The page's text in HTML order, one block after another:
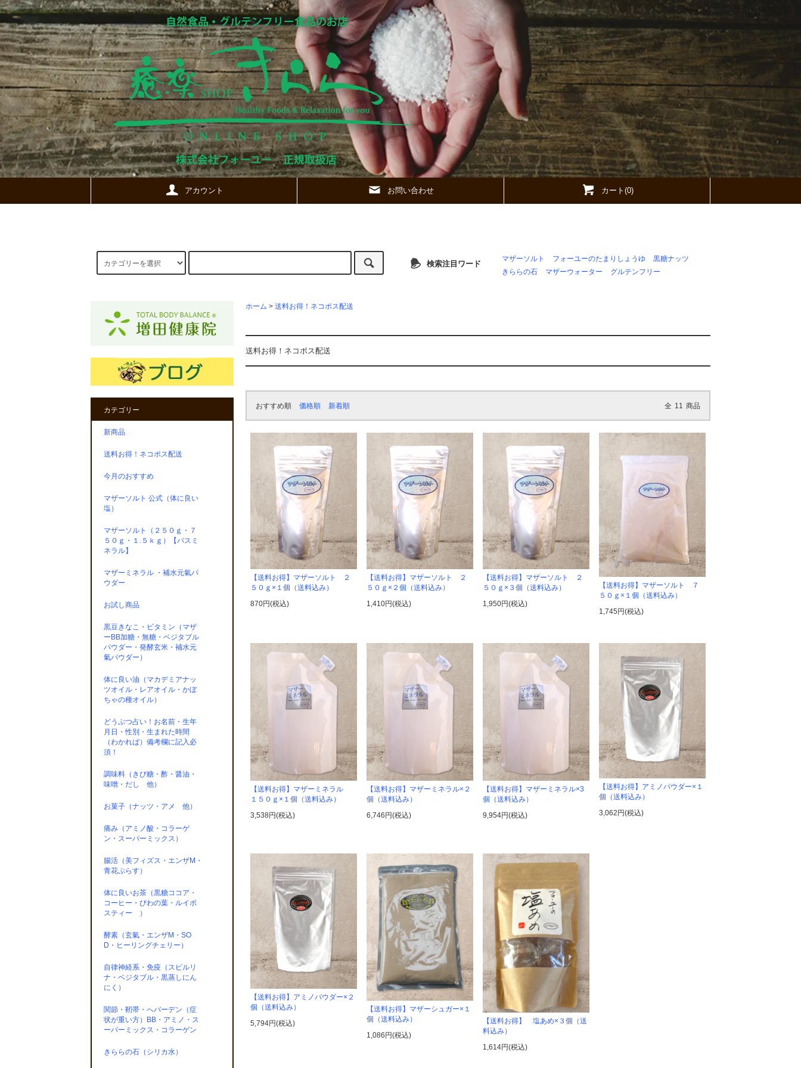
アカウント お問い合わせ カート(0)
検索注目ワード
マザーソルト フォーユーのたまりしょうゆ
黒糖ナッツ
きららの石
マザーウォーター グルテンフリー
ホーム > 送料お得！ネコポス配送
送料お得！ネコポス配送
おすすめ順 価格順 新着順 全 11 商品
【送料お得】マザーソルト ２
５０ｇ×１個（送料込み）
870円(税込)
【送料お得】マザーソルト ２
５０ｇ×２個（送料込み）
1,410円(税込)
【送料お得】マザーソルト ２
５０ｇ×３個（送料込み）
1,950円(税込)
【送料お得】マザーソルト ７
５０ｇ×１個（送料込み）
1,745円(税込)
【送料お得】マザーミネラル
１５０ｇ×１個（送料込み）
3,538円(税込)
【送料お得】マザーミネラル×２
個（送料込み）
6,746円(税込)
【送料お得】マザーミネラル×3
個（送料込み）
9,954円(税込)
【送料お得】アミノパウダー×１
個（送料込み）
3,062円(税込)
【送料お得】アミノパウダー×２
個（送料込み）
5,794円(税込)
【送料お得】マザーシュガー×１
個（送料込み）
1,086円(税込)
【送料お得】 塩あめ×３個（送
料込み）
1,614円(税込)
カテゴリー
新商品
送料お得！ネコポス配送
今月のおすすめ
マザーソルト 公式（体に良い
塩）
マザーソルト（２５０ｇ・７
５０ｇ・１.５ｋｇ）【バスミ
ネラル】
マザーミネラル ・補水元氣パ
ウダー
お試し商品
黒豆きなこ・ビタミン（マザ
ーBB加糖・無糖・ベジタブル
パウダー・発酵玄米・補水元
氣パウダー）
体に良い油（マカデミアナッ
ツオイル・レアオイル・かぼ
ちゃの種オイル）
どうぶつ占い！お名前・生年
月日・性別・生まれた時間
（わかれば）備考欄に記入必
須！
調味料（きび糖・酢・醤油・
味噌・だし 他）
お菓子（ナッツ・アメ 他）
痛み（アミノ酸・コラーゲ
ン・スーパーミックス）
腸活（美フィズス・エンザM・
青花ぷらす）
体に良いお茶（黒糖ココア・
コーヒー・びわの葉・ルイボ
スティー ）
酵素（玄氣・エンザM・SO
D・ヒーリングチェリー）
自律神経系・免疫（スピルリ
ナ・ベジタブル・黒蒸しにん
にく）
関節・靭帯・へバーデン（症
状が重い方）BB・アミノ・ス
ーパーミックス・コラーゲン
きららの石（シリカ水）